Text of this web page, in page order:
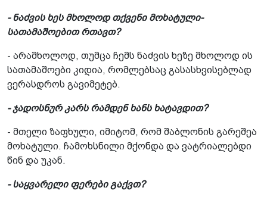
- ნაძვის ხეს მხოლოდ თქვენი მოხატული­
სათამაშოებით რთავთ?
- არამხოლოდ, თუმცა ჩემს ნაძვის ხეზე მხოლოდ ის
სათამაშოები კიდია, რომლებსაც გასასხვისებლად
ვერასდროს გავიმეტებ.
- ჯადოსნურ კარს რამდენ ხანს ხატავდით?
- მთელი ზაფხული, იმიტომ, რომ შაბლონის გარეშეა
მოხატული. ჩამოხსნილი მქონდა და ვატრიალებდი
წინ და უკან.
- საყვარელი ფერები გაქვთ?